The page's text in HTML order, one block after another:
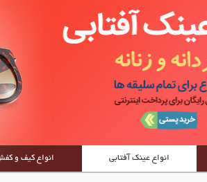
انواع عینک آفتابی انواع کیف و